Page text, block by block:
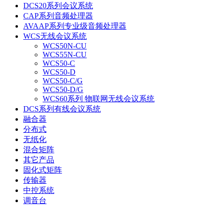
DCS20系列会议系统
CAP系列音频处理器
AVAAP系列专业级音频处理器
WCS无线会议系统
WCS50N-CU
WCS55N-CU
WCS50-C
WCS50-D
WCS50-C/G
WCS50-D/G
WCS60系列 物联网无线会议系统
DCS系列有线会议系统
融合器
分布式
无纸化
混合矩阵
其它产品
固化式矩阵
传输器
中控系统
调音台